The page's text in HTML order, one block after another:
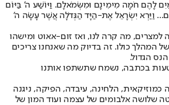
לָהֶם חֹמָה מִימִינָם וּמִשְּׂמֹאלָם. וַיּוֹשַׁע ה' בַּיּוֹם
וַיַּרְא יִשְׂרָאֵל אֶת-הַיָּד הַגְּדֹלָה אֲשֶׁר עָשָׂה ה'
מה קרה לנו, ואז זום-אאוט ומישהו
המהלך כולו. זה בדיוק מה שאנחנו צריכים
הגדול.
בכתבה, נשמח שתשתפו אותנו
עצמה כמוזיקאית, הלחינה, עיבדה, הפיקה, ניגנה
שלושה אלבומים של עצמה ועוד המון של